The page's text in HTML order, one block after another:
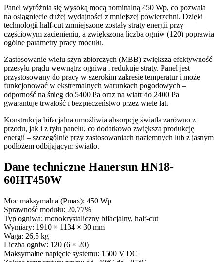
Panel wyróżnia się wysoką mocą nominalną 450 Wp, co pozwala
na osiągnięcie dużej wydajności z mniejszej powierzchni. Dzięki
technologii half-cut zmniejszone zostały straty energii przy
częściowym zacienieniu, a zwiększona liczba ogniw (120) poprawia
ogólne parametry pracy modułu.
Zastosowanie wielu szyn zbiorczych (MBB) zwiększa efektywność
przesyłu prądu wewnątrz ogniwa i redukuje straty. Panel jest
przystosowany do pracy w szerokim zakresie temperatur i może
funkcjonować w ekstremalnych warunkach pogodowych –
odporność na śnieg do 5400 Pa oraz na wiatr do 2400 Pa
gwarantuje trwałość i bezpieczeństwo przez wiele lat.
Konstrukcja bifacjalna umożliwia absorpcję światła zarówno z
przodu, jak i z tyłu panelu, co dodatkowo zwiększa produkcję
energii – szczególnie przy zastosowaniach naziemnych lub z jasnym
podłożem odbijającym światło.
Dane techniczne Hanersun HN18-
60HT450W
Moc maksymalna (Pmax): 450 Wp
Sprawność modułu: 20,77%
Typ ogniwa: monokrystaliczny bifacjalny, half-cut
Wymiary: 1910 × 1134 × 30 mm
Waga: 26,5 kg
Liczba ogniw: 120 (6 × 20)
Maksymalne napięcie systemu: 1500 V DC